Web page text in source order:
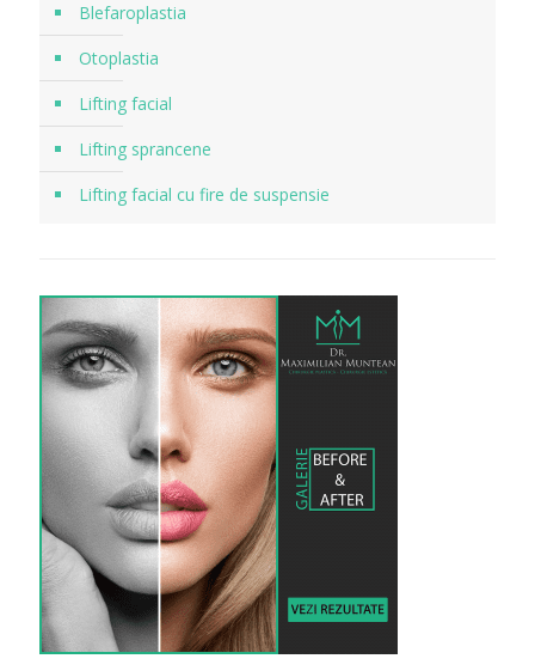
Blefaroplastia
Otoplastia
Lifting facial
Lifting sprancene
Lifting facial cu fire de suspensie